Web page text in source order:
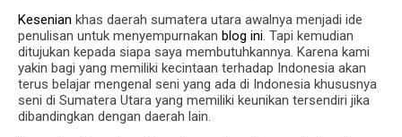
Kesenian khas daerah sumatera utara awalnya menjadi ide
penulisan untuk menyempurnakan blog ini. Tapi kemudian
ditujukan kepada siapa saya membutuhkannya. Karena kami
yakin bagi yang memiliki kecintaan terhadap Indonesia akan
terus belajar mengenal seni yang ada di Indonesia khususnya
seni di Sumatera Utara yang memiliki keunikan tersendiri jika
dibandingkan dengan daerah lain.